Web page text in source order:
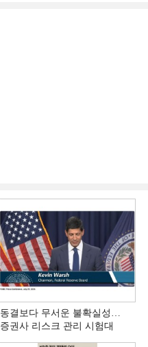
동결보다 무서운 불확실성…
증권사 리스크 관리 시험대